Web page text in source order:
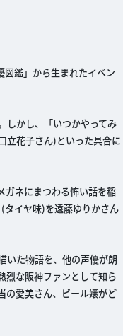
図鑑」から生まれたイベン
しかし、「いつかやってみ
立花子さん)といった具合に
ガネにまつわる怖い話を稲
タイヤ味)を遠藤ゆりかさん
いた物語を、他の声優が朗
烈な阪神ファンとして知ら
の愛美さん、ビール嬢がど